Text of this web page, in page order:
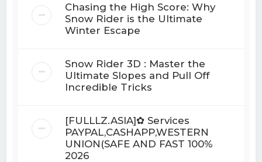
Chasing the High Score: Why
Snow Rider is the Ultimate
Winter Escape
Snow Rider 3D : Master the
Ultimate Slopes and Pull Off
Incredible Tricks
[FULLLZ.ASIA]✿ Services
PAYPAL,CASHAPP,WESTERN
UNION(SAFE AND FAST 100%
2026